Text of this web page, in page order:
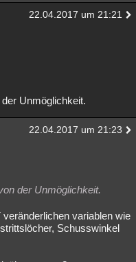
22.04.2017 um 21:21
Unmöglichkeit.
22.04.2017 um 21:23
der Unmöglichkeit.
variablen wie
Schusswinkel